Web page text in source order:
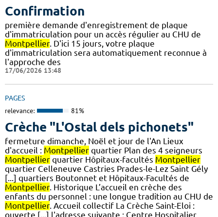
Confirmation
première demande d'enregistrement de plaque
d'immatriculation pour un accès régulier au CHU de
Montpellier. D'ici 15 jours, votre plaque
d'immatriculation sera automatiquement reconnue à
l'approche des
17/06/2026 13:48
PAGES
relevance: 81%
Crèche "L'Ostal dels pichonets"
fermeture dimanche, Noël et jour de l'An Lieux
d'accueil : Montpellier quartier Plan des 4 seigneurs
Montpellier quartier Hôpitaux-facultés Montpellier
quartier Celleneuve Castries Prades-le-Lez Saint Gély
[...] quartiers Boutonnet et Hôpitaux-Facultés de
Montpellier. Historique L’accueil en crèche des
enfants du personnel : une longue tradition au CHU de
Montpellier. Accueil collectif La Crèche Saint-Eloi :
ouverte [...] l'adresse suivante : Centre Hospitalier